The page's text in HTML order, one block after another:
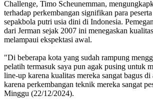
Challenge, Timo Scheunemman,
terhadap perkembangan signifikan para
sepakbola putri usia dini di Indonesia.
dari Jerman sejak 2007 ini menegaskan
melampaui ekspektasi awal.
"Di beberapa kota yang sudah rampung
pelatih termasuk saya pun agak pusing untuk
line-up karena kualitas mereka sangat bagus di
karena perkembangan teknik mereka sangat
Minggu (22/12/2024).